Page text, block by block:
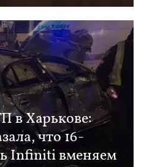
в Харькове:
что 16-
Infiniti вменяем